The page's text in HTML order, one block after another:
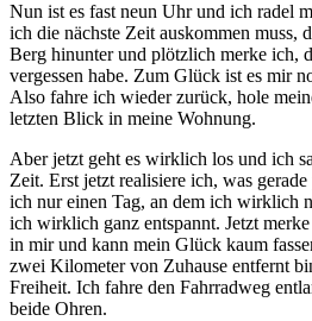
Nun ist es fast neun Uhr und ich radel
ich die nächste Zeit auskommen muss,
Berg hinunter und plötzlich merke ich,
vergessen habe. Zum Glück ist es mir
Also fahre ich wieder zurück, hole
letzten Blick in meine Wohnung.
Aber jetzt geht es wirklich los und ich
Zeit. Erst jetzt realisiere ich, was
ich nur einen Tag, an dem ich wirklich
ich wirklich ganz entspannt. Jetzt
in mir und kann mein Glück kaum
zwei Kilometer von Zuhause entfernt
Freiheit. Ich fahre den Fahrradweg
beide Ohren.